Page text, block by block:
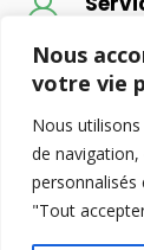
Nous
votre vie
Nous
de
personnalisés
"Tout
© Retax-